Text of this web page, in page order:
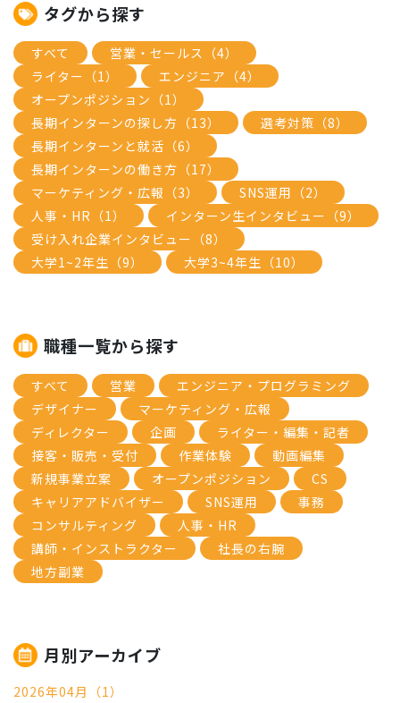
タグから探す
すべて
営業・セールス（4）
ライター（1）
エンジニア（4）
オープンポジション（1）
長期インターンの探し方（13）
選考対策（8）
長期インターンと就活（6）
長期インターンの働き方（17）
マーケティング・広報（3）
SNS運用（2）
人事・HR（1）
インターン生インタビュー（9）
受け入れ企業インタビュー（8）
大学1~2年生（9）
大学3~4年生（10）
職種一覧から探す
すべて 営業
エンジニア・プログラミング
デザイナー
マーケティング・広報
ディレクター
企画
ライター・編集・記者
接客・販売・受付
作業体験
動画編集
新規事業立案
オープンポジション
CS
キャリアアドバイザー
SNS運用
事務
コンサルティング
人事・HR
講師・インストラクター
社長の右腕
地方副業
月別アーカイブ
2026年04月（1）